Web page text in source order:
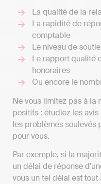
La qualité de la
La rapidité de
comptable
Le niveau de
Le rapport qualité
honoraires
Ou encore le
Ne vous limitez pas à la
positifs : étudiez les
les problèmes soulevés
pour vous.
Par exemple, si la
un délai de réponse
vous un tel délai est